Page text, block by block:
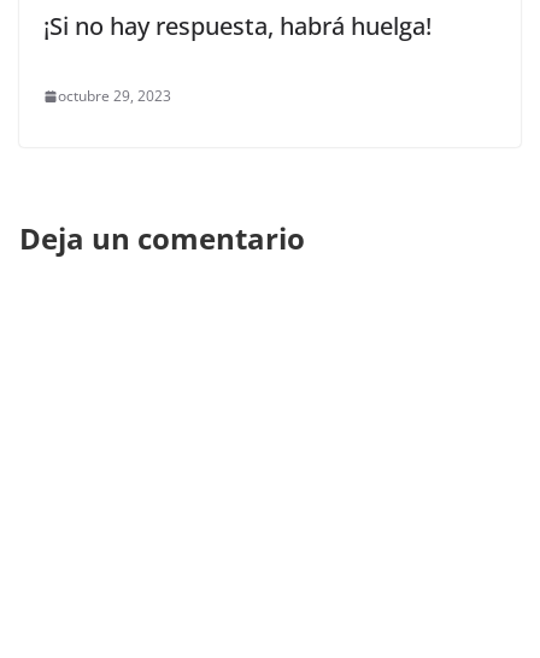
¡Si no hay respuesta, habrá huelga!
octubre 29, 2023
Deja un comentario